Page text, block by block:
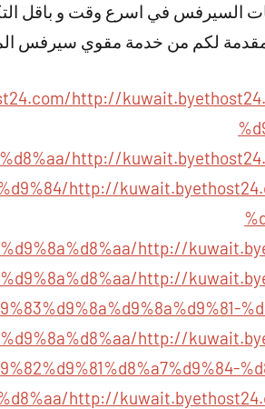
السيرفس في اسرع وقت و باقل
لكم من خدمة مقوي سيرفس
http://
http://
http://
http://
http://
http://
http://